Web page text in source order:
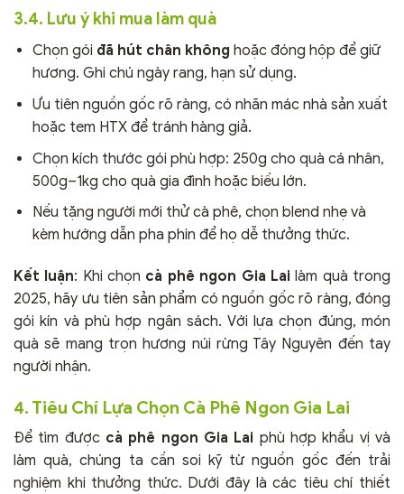
3.4. Lưu ý khi mua làm quà
Chọn gói đã hút chân không hoặc đóng hộp để giữ
hương. Ghi chú ngày rang, hạn sử dụng.
Ưu tiên nguồn gốc rõ ràng, có nhãn mác nhà sản xuất
hoặc tem HTX để tránh hàng giả.
Chọn kích thước gói phù hợp: 250g cho quà cá nhân,
500g–1kg cho quà gia đình hoặc biếu lớn.
Nếu tặng người mới thử cà phê, chọn blend nhẹ và
kèm hướng dẫn pha phin để họ dễ thưởng thức.
Kết luận: Khi chọn cà phê ngon Gia Lai làm quà trong
2025, hãy ưu tiên sản phẩm có nguồn gốc rõ ràng, đóng
gói kín và phù hợp ngân sách. Với lựa chọn đúng, món
quà sẽ mang trọn hương núi rừng Tây Nguyên đến tay
người nhận.
4. Tiêu Chí Lựa Chọn Cà Phê Ngon Gia Lai
Để tìm được cà phê ngon Gia Lai phù hợp khẩu vị và
làm quà, chúng ta cần soi kỹ từ nguồn gốc đến trải
nghiệm khi thưởng thức. Dưới đây là các tiêu chí thiết